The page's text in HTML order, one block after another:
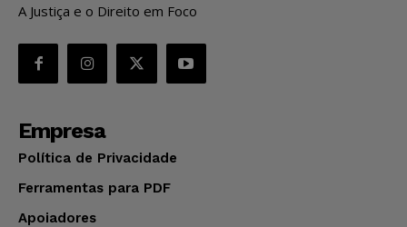
A Justiça e o Direito em Foco
Empresa
Política de Privacidade
Ferramentas para PDF
Apoiadores